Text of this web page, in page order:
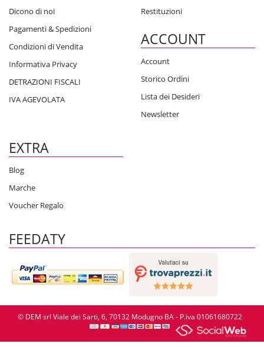
Dicono di noi
Pagamenti & Spedizioni
Condizioni di Vendita
Informativa Privacy
DETRAZIONI FISCALI
IVA AGEVOLATA
Restituzioni
ACCOUNT
Account
Storico Ordini
Lista dei Desideri
Newsletter
EXTRA
Blog
Marche
Voucher Regalo
FEEDATY
© DEM srl Viale dei Sarti, 6, 70132 Modugno BA - P.iva 01061680722